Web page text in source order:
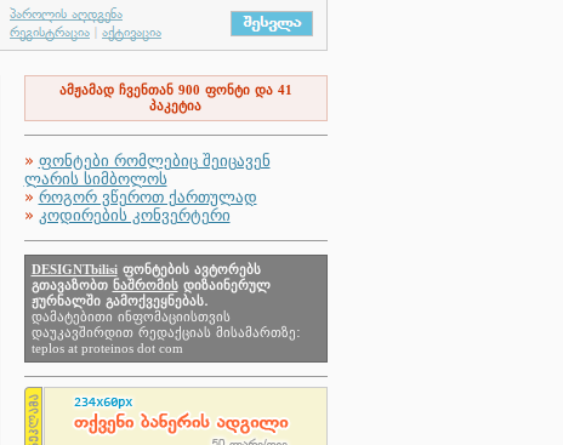
ამჟამად ჩვენთან 900 ფონტი და 41
პაკეტია
» ფონტები რომლებიც შეიცავენ
ლარის სიმბოლოს
» როგორ ვწეროთ ქართულად
» კოდირების კონვერტერი
DESIGNTbilisiფონტების ავტორებს
გთავაზობთ ნაშრომისდიზაინერულ
ჟურნალში გამოქვეყნებას.
დამატებითი ინფომაციისთვის
დაუკავშირდით რედაქციას მისამართზე:
teplos at proteinos dot com